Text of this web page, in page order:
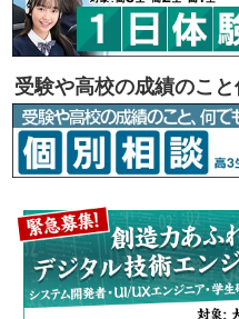
受験や高校の成績のこ